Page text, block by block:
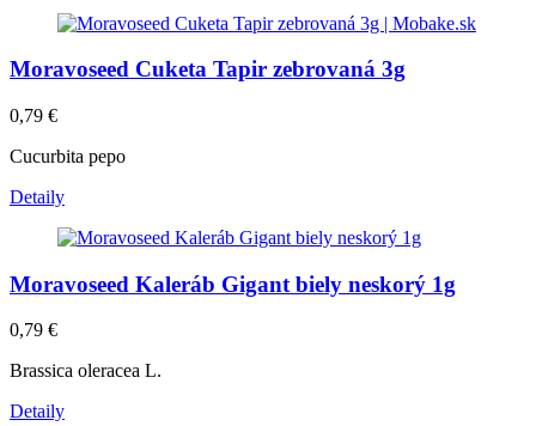
Moravoseed Cuketa Tapir zebrovaná 3g
0,79 €
Cucurbita pepo
Detaily
Moravoseed Kaleráb Gigant biely neskorý 1g
0,79 €
Brassica oleracea L.
Detaily